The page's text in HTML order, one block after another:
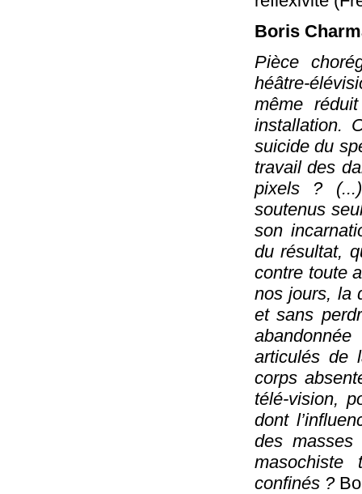
Boris
Pièce
héâtre-
même
installation.
suicide du
travail des
pixels ?
soutenus
son
du résultat,
contre toute
nos jours, la
et sans
articulés de
corps
télé-vision,
dont
des
confinés ?